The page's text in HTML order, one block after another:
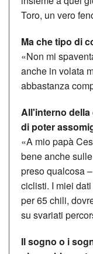
Toro, un vero
Ma che tipo di
«Non mi
anche in volata
abbastanza
All'interno della
di poter
«A mio papà
bene anche
preso qualcosa
ciclisti. I miei
per 65 chili,
su svariati
Il sogno o i